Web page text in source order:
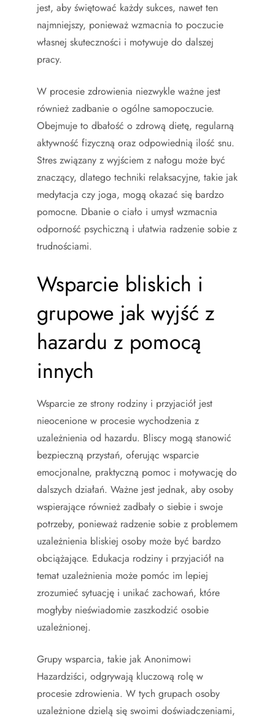
jest, aby świętować każdy sukces, nawet ten
najmniejszy, ponieważ wzmacnia to poczucie
własnej skuteczności i motywuje do dalszej
pracy.
W procesie zdrowienia niezwykle ważne jest
również zadbanie o ogólne samopoczucie.
Obejmuje to dbałość o zdrową dietę, regularną
aktywność fizyczną oraz odpowiednią ilość snu.
Stres związany z wyjściem z nałogu może być
znaczący, dlatego techniki relaksacyjne, takie jak
medytacja czy joga, mogą okazać się bardzo
pomocne. Dbanie o ciało i umysł wzmacnia
odporność psychiczną i ułatwia radzenie sobie z
trudnościami.
Wsparcie bliskich i
grupowe jak wyjść z
hazardu z pomocą
innych
Wsparcie ze strony rodziny i przyjaciół jest
nieocenione w procesie wychodzenia z
uzależnienia od hazardu. Bliscy mogą stanowić
bezpieczną przystań, oferując wsparcie
emocjonalne, praktyczną pomoc i motywację do
dalszych działań. Ważne jest jednak, aby osoby
wspierające również zadbały o siebie i swoje
potrzeby, ponieważ radzenie sobie z problemem
uzależnienia bliskiej osoby może być bardzo
obciążające. Edukacja rodziny i przyjaciół na
temat uzależnienia może pomóc im lepiej
zrozumieć sytuację i unikać zachowań, które
mogłyby nieświadomie zaszkodzić osobie
uzależnionej.
Grupy wsparcia, takie jak Anonimowi
Hazardziści, odgrywają kluczową rolę w
procesie zdrowienia. W tych grupach osoby
uzależnione dzielą się swoimi doświadczeniami,